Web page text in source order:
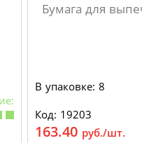
Бумага для
В упаковке: 8
Код: 19203
163.40 руб./шт.